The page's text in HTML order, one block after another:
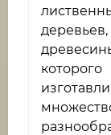
деревьев,
которого